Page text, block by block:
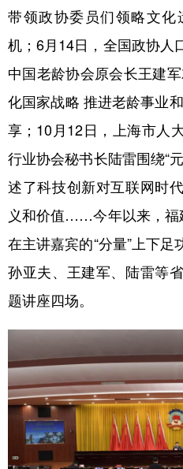
浙江 安徽
山东 河南
广东 广西
四川 贵州
陕西 甘肃
多语种频道
English Español
Русский язык
Deutsch Português
带领政协委员们领略文
机；6月14日，全国政协人
中国老龄协会原会长王建
化国家战略 推进老龄事业
享；10月12日，上海市人
行业协会秘书长陆雷围绕“
述了科技创新对互联网时
义和价值……今年以来，福
在主讲嘉宾的“分量”上下足
孙亚夫、王建军、陆雷等
题讲座四场。